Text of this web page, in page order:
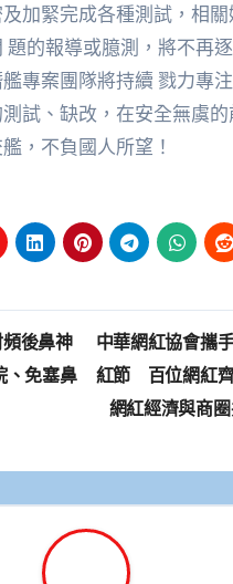
加緊完成各種測試，相
題的報導或臆測，將不再
專案團隊將持續 戮力專
測試、缺改，在安全無虞
，不負國人所望！
後鼻神
免塞鼻
中華網紅協會攜
紅節 百位網紅
網紅經濟與商